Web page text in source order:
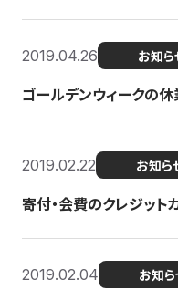
2019.04.26 お知ら
ゴールデンウィークの
2019.02.22 お知ら
寄付・会費のクレジット
2019.02.04 お知ら